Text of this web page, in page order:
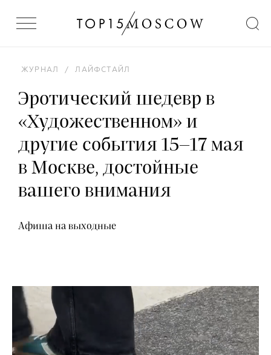
ЖУРНАЛ / ЛАЙФСТАЙЛ
Эротический шедевр в
«Художественном» и
другие события 15–17 мая
в Москве, достойные
вашего внимания
Афиша на выходные